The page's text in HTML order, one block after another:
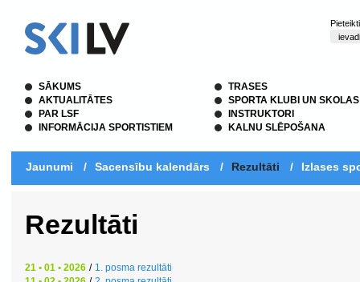
SĀKUMS
AKTUALITĀTES
PAR LSF
INFORMĀCIJA SPORTISTIEM
TRASES
SPORTA KLUBI UN SKOLAS
INSTRUKTORI
KALNU SLĒPOŠANA
Jaunumi / Sacensību kalendārs / Rezultāti / Izlases
Rezultāti
21 • 01 • 2026 / 1. posma rezultāti